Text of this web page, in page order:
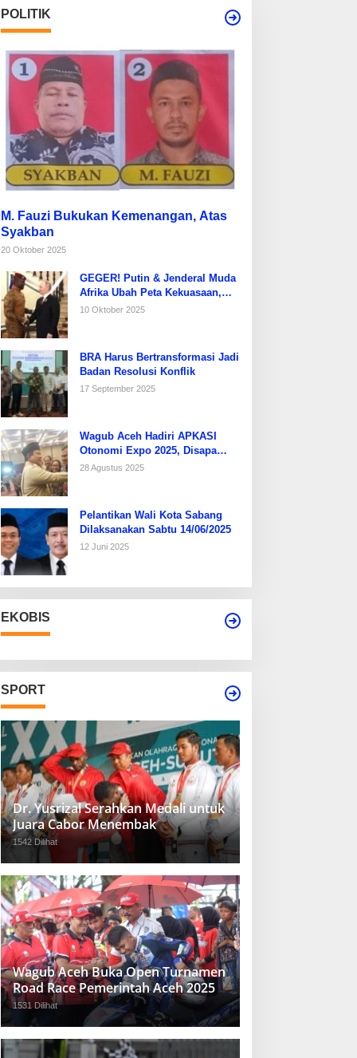
POLITIK
M. Fauzi Bukukan Kemenangan, Atas
Syakban
20 Oktober 2025
GEGER! Putin & Jenderal Muda
Afrika Ubah Peta Kekuasaan,
Prancis Diusir dari Sahel!
10 Oktober 2025
BRA Harus Bertransformasi Jadi
Badan Resolusi Konflik
17 September 2025
Wagub Aceh Hadiri APKASI
Otonomi Expo 2025, Disapa
Hangat Presiden Prabowo
28 Agustus 2025
Pelantikan Wali Kota Sabang
Dilaksanakan Sabtu 14/06/2025
12 Juni 2025
EKOBIS
SPORT
Dr. Yusrizal Serahkan Medali untuk
Juara Cabor Menembak
1542 Dilihat
Wagub Aceh Buka Open Turnamen
Road Race Pemerintah Aceh 2025
1531 Dilihat